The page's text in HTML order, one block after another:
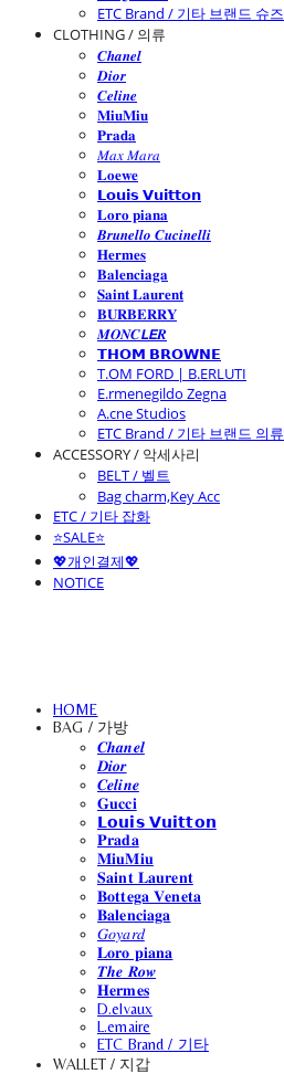
ETC Brand / 기타 브랜드 슈즈
CLOTHING / 의류
𝑪𝒉𝒂𝒏𝒆𝒍
𝑫𝒊𝒐𝒓
𝑪𝒆𝒍𝒊𝒏𝒆
𝐌𝐢𝐮𝐌𝐢𝐮
𝐏𝐫𝐚𝐝𝐚
𝑀𝑎𝑥 𝑀𝑎𝑟𝑎
𝐋𝐨𝐞𝐰𝐞
𝗟𝗼𝘂𝗶𝘀 𝗩𝘂𝗶𝘁𝘁𝗼𝗻
𝐋𝐨𝐫𝐨 𝐩𝐢𝐚𝐧𝐚
𝑩𝒓𝒖𝒏𝒆𝒍𝒍𝒐 𝑪𝒖𝒄𝒊𝒏𝒆𝒍𝒍𝒊
𝐇𝐞𝐫𝐦𝐞𝐬
𝐁𝐚𝐥𝐞𝐧𝐜𝐢𝐚𝐠𝐚
𝐒𝐚𝐢𝐧𝐭 𝐋𝐚𝐮𝐫𝐞𝐧𝐭
𝐁𝐔𝐑𝐁𝐄𝐑𝐑𝐘
𝑴𝑶𝑵𝑪𝙇𝙀𝑹
𝗧𝗛𝗢𝗠 𝗕𝗥𝗢𝗪𝗡𝗘
T.OM FORD | B.ERLUTI
E.rmenegildo Zegna
A.cne Studios
ETC Brand / 기타 브랜드 의류
ACCESSORY / 악세사리
BELT / 벨트
Bag charm,Key Acc
ETC / 기타 잡화
⭐SALE⭐
💖개인결제💖
NOTICE
HOME
BAG / 가방
𝑪𝒉𝒂𝒏𝒆𝒍
𝑫𝒊𝒐𝒓
𝑪𝒆𝒍𝒊𝒏𝒆
𝐆𝐮𝐜𝐜𝐢
𝗟𝗼𝘂𝗶𝘀 𝗩𝘂𝗶𝘁𝘁𝗼𝗻
𝐏𝐫𝐚𝐝𝐚
𝐌𝐢𝐮𝐌𝐢𝐮
𝐒𝐚𝐢𝐧𝐭 𝐋𝐚𝐮𝐫𝐞𝐧𝐭
𝐁𝐨𝐭𝐭𝐞𝐠𝐚 𝐕𝐞𝐧𝐞𝐭𝐚
𝐁𝐚𝐥𝐞𝐧𝐜𝐢𝐚𝐠𝐚
𝐺𝑜𝑦𝑎𝑟𝑑
𝐋𝐨𝐫𝐨 𝐩𝐢𝐚𝐧𝐚
𝑻𝒉𝒆 𝑹𝒐𝒘
𝐇𝐞𝐫𝐦𝐞𝐬
D.elvaux
L.emaire
ETC Brand / 기타
WALLET / 지갑